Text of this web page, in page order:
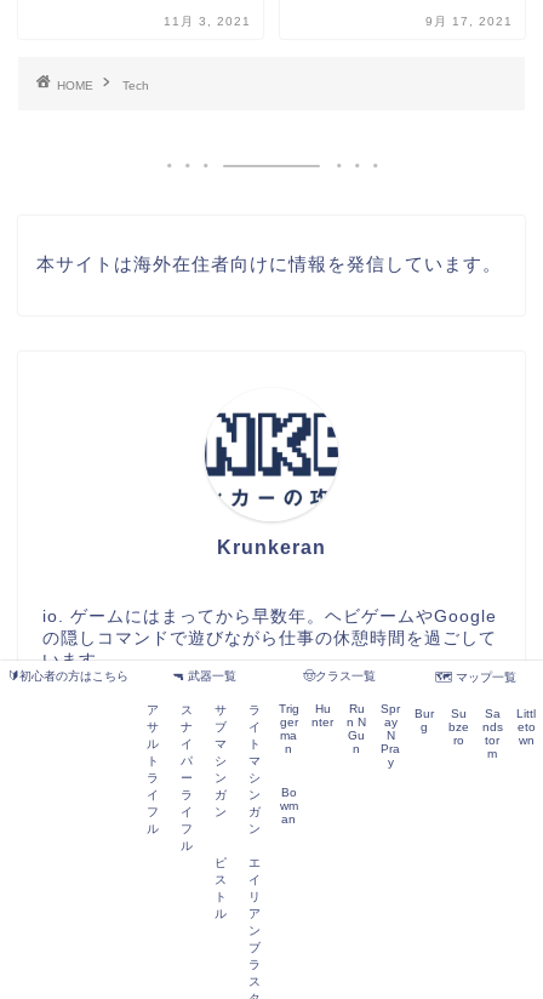
11月 3, 2021 9月 17, 2021
HOME Tech
本サイトは海外在住者向けに情報を発信しています。
Krunkeran
io. ゲームにはまってから早数年。ヘビゲームやGoogle
の隠しコマンドで遊びながら仕事の休憩時間を過ごして
います。
プライバシーポリシー
2019–2026 KrunkerJP
🔰初心者の方はこちら 🔫 武器一覧
ア
サ
ル
ト
ラ
イ
フ
ル
ス
ナ
イ
パ
ー
ラ
イ
フ
ル
サ
ブ
マ
シ
ン
ガ
ン
ラ
イ
ト
マ
シ
ン
ガ
ン
ピ
ス
ト
ル
エ
イ
リ
ア
ン
ブ
ラ
ス
🤠クラス一覧
Trig
ger
ma
n
Hu
nter
Ru
n N
Gu
n
Spr
ay
N
Pra
y
Bo
wm
an
🗺️ マップ一覧
Bur
g
Su
bze
ro
Sa
nds
tor
m
Littl
eto
wn